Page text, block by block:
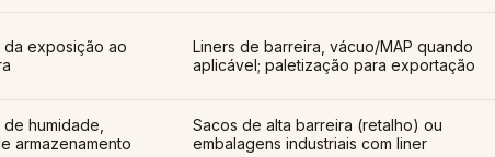
da exposição ao
Liners de barreira, vácuo/MAP quando
aplicável; paletização para exportação
humidade,
armazenamento
Sacos de alta barreira (retalho) ou
embalagens industriais com liner